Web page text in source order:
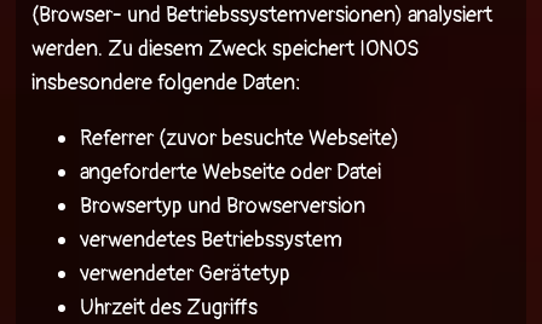
(Browser- und Betriebssystemversionen) analysiert
werden. Zu diesem Zweck speichert IONOS
insbesondere folgende Daten:
Referrer (zuvor besuchte Webseite)
angeforderte Webseite oder Datei
Browsertyp und Browserversion
verwendetes Betriebssystem
verwendeter Gerätetyp
Uhrzeit des Zugriffs